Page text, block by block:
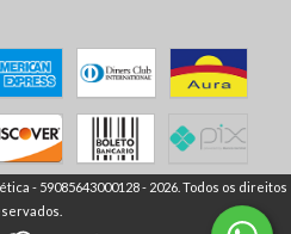
- 59085643000128 - 2026. Todos os direitos